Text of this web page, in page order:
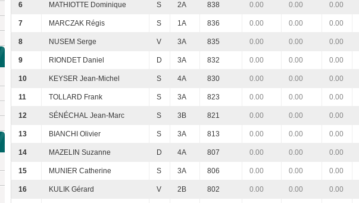
6 MATHIOTTE Dominique S 2A 838 0.00 0.00 0.00
7 MARCZAK Régis S 1A 836 0.00 0.00 0.00
8 NUSEM Serge V 3A 835 0.00 0.00 0.00
9 RIONDET Daniel D 3A 832 0.00 0.00 0.00
10 KEYSER Jean-Michel S 4A 830 0.00 0.00 0.00
11 TOLLARD Frank S 3A 823 0.00 0.00 0.00
12 SÉNÉCHAL Jean-Marc S 3B 821 0.00 0.00 0.00
13 BIANCHI Olivier S 3A 813 0.00 0.00 0.00
14 MAZELIN Suzanne D 4A 807 0.00 0.00 0.00
15 MUNIER Catherine S 3A 806 0.00 0.00 0.00
16 KULIK Gérard V 2B 802 0.00 0.00 0.00